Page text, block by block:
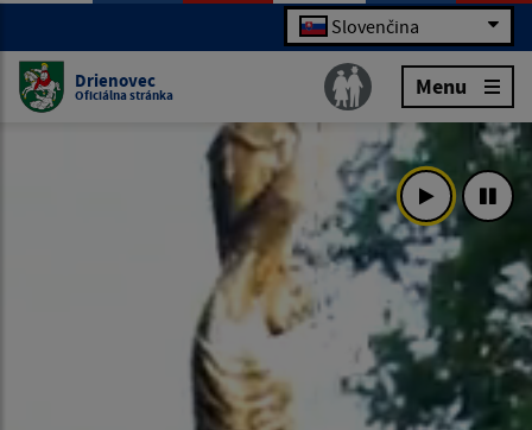
Slovenčina
Drienovec
Oficiálna stránka Menu